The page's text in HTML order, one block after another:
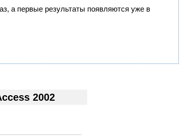
а первые результаты появляются уже в
2002